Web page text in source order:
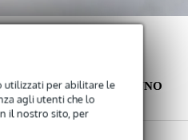
utilizzati per abilitare le
agli utenti che lo
il nostro sito, per
ALTRI CLIENTI HANNO
COMPRATO ANCHE